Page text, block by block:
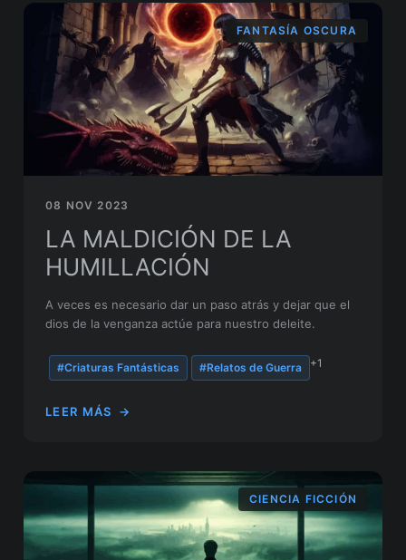
FANTASÍA OSCURA
08 NOV 2023
LA MALDICIÓN DE LA
HUMILLACIÓN
A veces es necesario dar un paso atrás y dejar que el
dios de la venganza actúe para nuestro deleite.
#Criaturas Fantásticas #Relatos de Guerra +1
LEER MÁS →
CIENCIA FICCIÓN